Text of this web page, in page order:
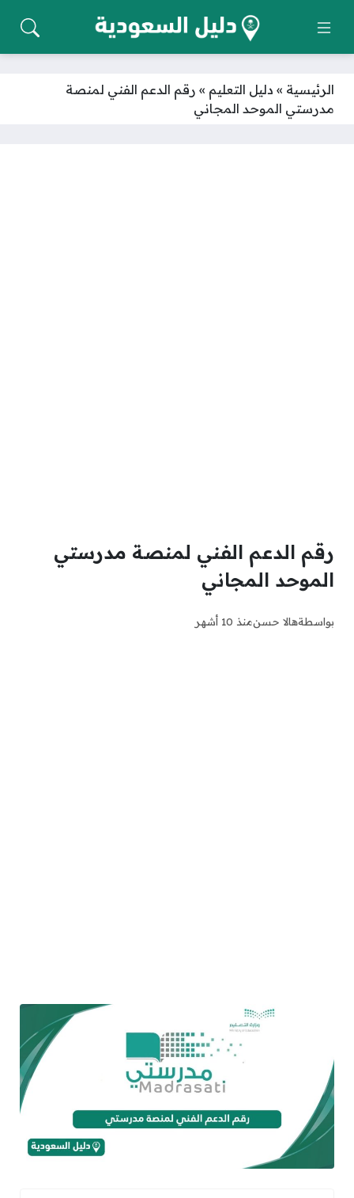
الرئيسية » دليل التعليم » رقم الدعم الفني لمنصة
مدرستي الموحد المجاني
رقم الدعم الفني لمنصة مدرستي
الموحد المجاني
بواسطةهالا حسنمنذ 10 أشهر